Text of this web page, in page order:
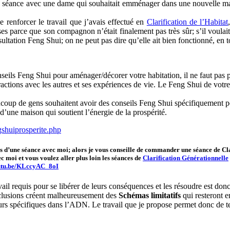
avec une dame qui souhaitait emménager dans une nouvelle
le travail que j’avais effectué en Clarification de l’Habitat
parce que son compagnon n’était finalement pas très sûr; s’il
Feng Shui; on ne peut pas dire qu’elle ait bien fonctionné,
Feng Shui pour aménager/décorer votre habitation, il ne faut pas
avec les autres et ses expériences de vie. Le Feng Shui de
de gens souhaitent avoir des conseils Feng Shui spécifiquement
maison qui soutient l’énergie de la prospérité.
séance avec moi; alors je vous conseille de commander une séance
moi et vous voulez aller plus loin les séances de Clarification Générationnelle
KLccyAC_8oI
requis pour se libérer de leurs conséquences et les résoudre est
créent malheureusement des Schémas limitatifs qui resteront
spécifiques dans l’ADN. Le travail que je propose permet donc de